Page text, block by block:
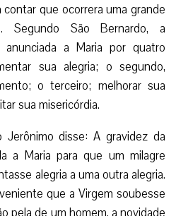
que ocorrera uma grande
Segundo São Bernardo, a
a Maria por quatro
sua alegria; o segundo,
o terceiro; melhorar sua
sua misericórdia.
disse: A gravidez da
a Maria para que um milagre
alegria a uma outra alegria.
que a Virgem soubesse